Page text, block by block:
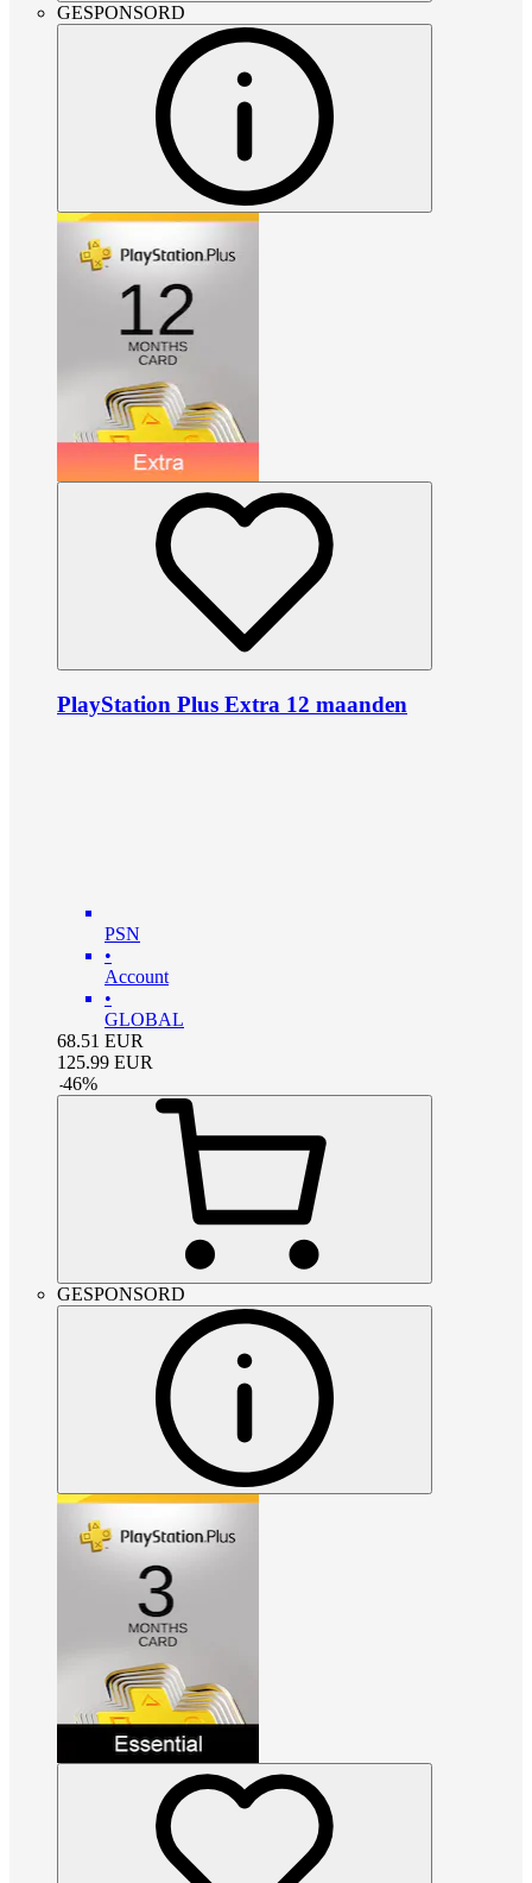
GESPONSORD
PlayStation Plus Extra 12 maanden
PSN
•
Account
•
GLOBAL
68.51 EUR
125.99 EUR
-46%
GESPONSORD